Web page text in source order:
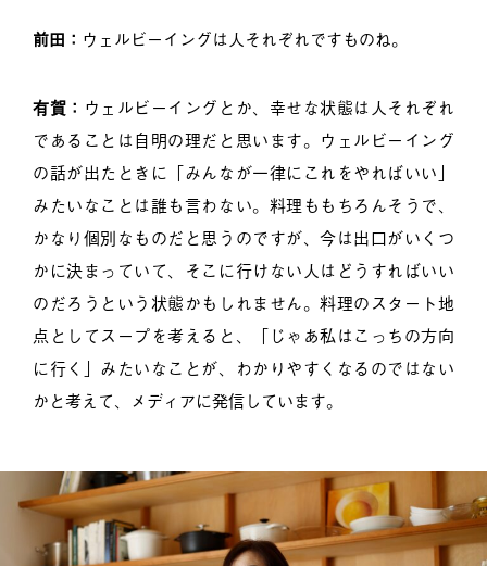
前田： ウェルビーイングは人それぞれですものね。
有賀： ウェルビーイングとか、幸せな状態は人それぞれ
であることは自明の理だと思います。ウェルビーイング
の話が出たときに「みんなが一律にこれをやればいい」
みたいなことは誰も言わない。料理ももちろんそうで、
かなり個別なものだと思うのですが、今は出口がいくつ
かに決まっていて、そこに行けない人はどうすればいい
のだろうという状態かもしれません。料理のスタート地
点としてスープを考えると、「じゃあ私はこっちの方向
に行く」みたいなことが、わかりやすくなるのではない
かと考えて、メディアに発信しています。